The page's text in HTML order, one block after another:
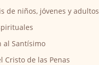
de niños, jóvenes y adultos
al Santísimo
Cristo de las Penas